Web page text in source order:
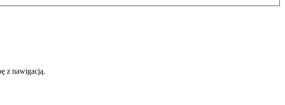
z nawigacją.